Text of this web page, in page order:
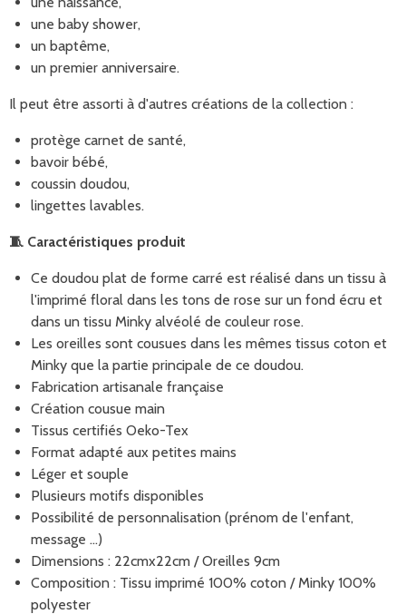
une baby shower,
un baptême,
un premier anniversaire.
Il peut être assorti à d'autres créations de la collection :
protège carnet de santé,
bavoir bébé,
coussin doudou,
lingettes lavables.
🧵 Caractéristiques produit
Ce doudou plat de forme carré est réalisé dans un tissu à
l'imprimé floral dans les tons de rose sur un fond écru et
dans un tissu Minky alvéolé de couleur rose.
Les oreilles sont cousues dans les mêmes tissus coton et
Minky que la partie principale de ce doudou.
Fabrication artisanale française
Création cousue main
Tissus certifiés Oeko-Tex
Format adapté aux petites mains
Léger et souple
Plusieurs motifs disponibles
Possibilité de personnalisation (prénom de l'enfant,
message ...)
Dimensions : 22cmx22cm / Oreilles 9cm
Composition : Tissu imprimé 100% coton / Minky 100%
polyester